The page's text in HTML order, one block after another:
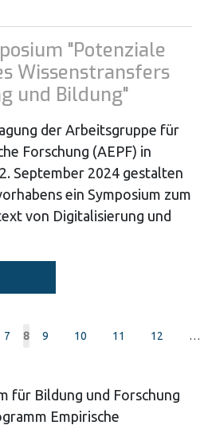
"Potenziale
Wissenstransfers
und Bildung"
der Arbeitsgruppe für
Forschung (AEPF) in
September 2024 gestalten
ein Symposium zum
von Digitalisierung und
Page
7
Current
8 Page
9 Page
10 Page
11 Page
12 …
für Bildung und Forschung
Empirische